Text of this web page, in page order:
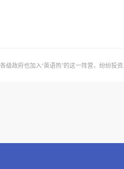
政府也加入“英语热”的这一阵营，纷纷投资...